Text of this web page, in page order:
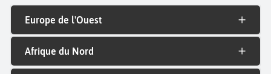
Europe de l'Ouest
Afrique du Nord